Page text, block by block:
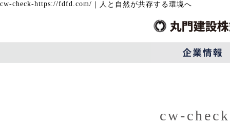
cw-check-https://fdfd.com/ 人と自然が共存する環境へ
cw-